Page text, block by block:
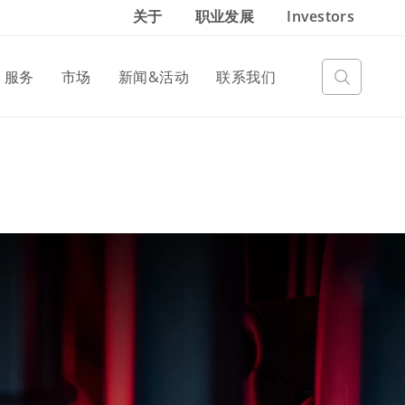
关于 职业发展 Investors
服务 市场 新闻&活动 联系我们